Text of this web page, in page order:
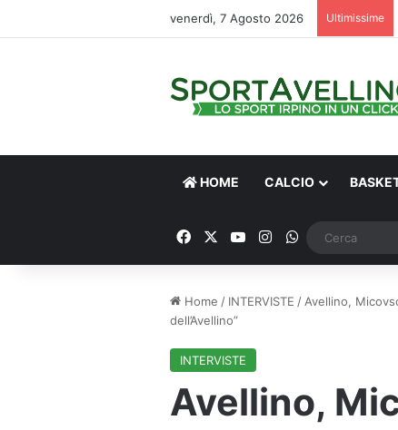
venerdì, 7 Agosto 2026 Ultimissime
HOME CALCIO
FacebookYou TubeInstagram
WhatsApp
Home / INTERVISTE / Avellino,
dell’Avellino”
INTERVISTE
Avellino,